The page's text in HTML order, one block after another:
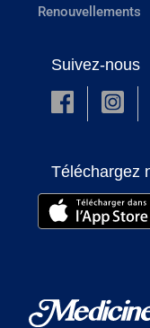
Renouvellements
Suivez-nous
Téléchargez